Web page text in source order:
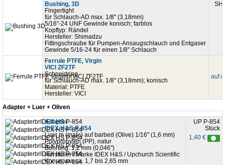
Bushing, 3D
Fingertight
für Schlauch-AD max. 1/8" (3,18mm)
5/16"-24 UNF Gewinde konisch; farblos
Kopftyp: Rändel
Hersteller: Shimadzu
Fittingschraube für Pumpen-Ansaugschlauch und Entgaser
Gewinde 5/16-24 für einen 1/8" Schlauch
Ferrule PTFE, Virgin
VICI ZF2TF
Schneidring
für Schlauch-AD max. 1/8" (3,18mm); konisch
Material: PTFE
Hersteller: VICI
auf
Adapter + Luer + Oliven
Adapter
IDEX H&S P-854
Luer m (male) auf barbed (Olive) 1/16" (1,6 mm)
Polypropylen (PP), natur
Bohrung: 1,2 mm (0,046")
Hersteller / Marke IDEX H&S / Upchurch Scientific
Konus von ca. 1,7 bis 2,65 mm
UP P-854
Stück
1,40 €